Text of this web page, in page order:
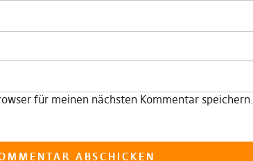
für meinen nächsten Kommentar speichern.